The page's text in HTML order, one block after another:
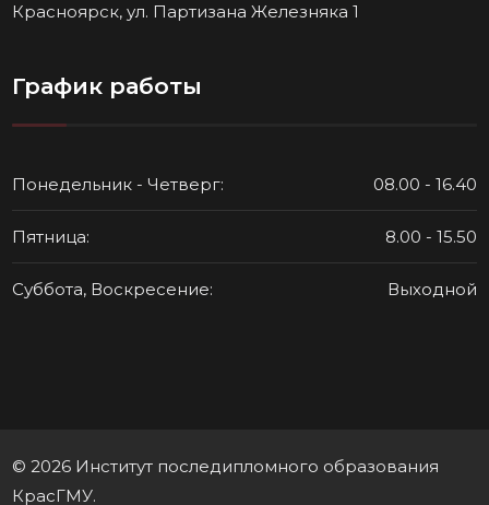
Красноярск, ул. Партизана Железняка 1
График работы
Понедельник - Четверг: 08.00 - 16.40
Пятница: 8.00 - 15.50
Суббота, Воскресение: Выходной
© 2026 Институт последипломного образования
КрасГМУ.